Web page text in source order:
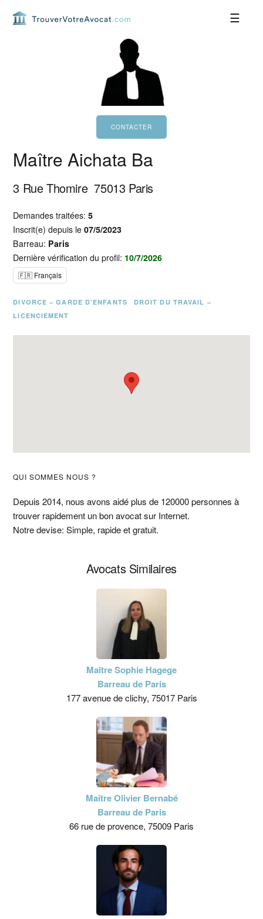
Maître Aichata Ba
3 Rue Thomire 75013 Paris
Demandes traitées:5
Inscrit(e) depuis le07/5/2023
Barreau: Paris
Dernière vérification du profil: 10/7/2026
🇫🇷 Français
DIVORCE – GARDE D’ENFANTS
DROIT DU TRAVAIL –
LICENCIEMENT
Barre
latérale
principale
QUI SOMMES NOUS ?
Depuis 2014, nous avons aidé plus de 120000 personnes à
trouver rapidement un bon avocat sur Internet.
Notre devise: Simple, rapide et gratuit.
Avocats Similaires
Maître Sophie Hagege
Barreau de Paris
177 avenue de clichy, 75017 Paris
Maître Olivier Bernabé
Barreau de Paris
66 rue de provence, 75009 Paris